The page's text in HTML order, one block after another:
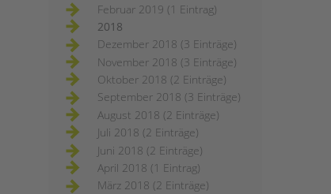
Februar 2019 (1 Eintrag)
2018
Dezember 2018 (3 Einträge)
November 2018 (3 Einträge)
Oktober 2018 (2 Einträge)
September 2018 (3 Einträge)
August 2018 (2 Einträge)
Juli 2018 (2 Einträge)
Juni 2018 (2 Einträge)
April 2018 (1 Eintrag)
März 2018 (2 Einträge)